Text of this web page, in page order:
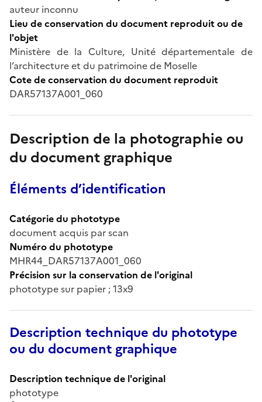
auteur inconnu
Lieu de conservation du document reproduit ou de
l'objet
Ministère de la Culture, Unité départementale de
l’architecture et du patrimoine de Moselle
Cote de conservation du document reproduit
DAR57137A001_060
Description de la photographie ou
du document graphique
Éléments d’identification
Catégorie du phototype
document acquis par scan
Numéro du phototype
MHR44_DAR57137A001_060
Précision sur la conservation de l'original
phototype sur papier ; 13x9
Description technique du phototype
ou du document graphique
Description technique de l'original
phototype